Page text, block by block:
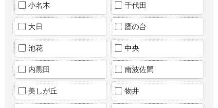
小名木 千代田
大日 鷹の台
池花 中央
内黒田 南波佐間
美しが丘 物井